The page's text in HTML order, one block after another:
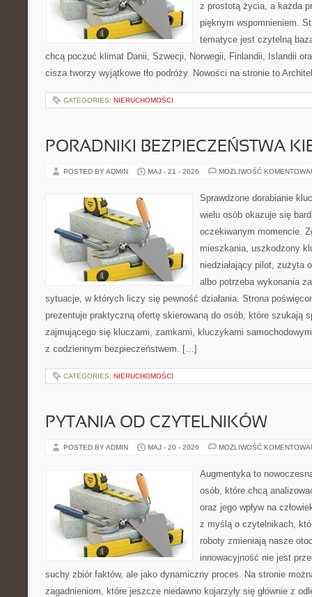
z prostotą życia, a każda
pięknym wspomnieniem.
tematyce jest czytelną
chcą poczuć klimat Danii, Szwecji, Norwegii, Finlandii, Islandii
cisza tworzy wyjątkowe tło podróży. Nowości na stronie to
CATEGORIES: NIERUCHOMOŚCI
PORADNIKI BEZPIECZEŃSTWA
POSTED BY ADMIN MAJ - 21 - 2026 MOŻLIWOŚĆ
Sprawdzone dorabianie
wielu osób okazuje się
oczekiwanym momencie.
mieszkania, uszkodzony
niedziałający pilot, zużyta
albo potrzeba wykonania
sytuacje, w których liczy się pewność działania. Strona
prezentuje praktyczną ofertę skierowaną do osób, które szukają
zajmującego się kluczami, zamkami, kluczykami
z codziennym bezpieczeństwem. […]
CATEGORIES: NIERUCHOMOŚCI
PYTANIA OD CZYTELNIKÓW
POSTED BY ADMIN MAJ - 20 - 2026 MOŻLIWOŚĆ
Augmentyka to
osób, które chcą
oraz jego wpływ na
z myślą o czytelnikach,
roboty zmieniają nasze
innowacyjność nie jest
suchy zbiór faktów, ale jako dynamiczny proces. Na stronie
zagadnieniom, które jeszcze niedawno kojarzyły się głównie z